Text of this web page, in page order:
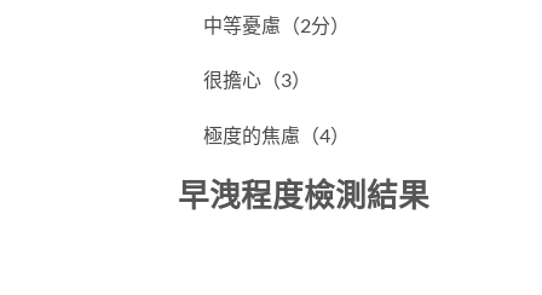
中等憂慮（2分）
很擔心（3）
極度的焦慮（4）
早洩程度檢測結果